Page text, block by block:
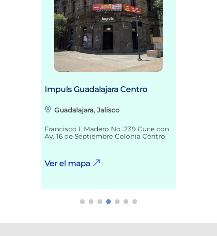
Impuls Guadalajara Centro
Guadalajara, Jalisco
Francisco I. Madero No. 239 Cuce con
Av. 16 de Septiembre Colonia Centro.
Ver el mapa